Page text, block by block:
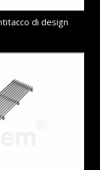
di design